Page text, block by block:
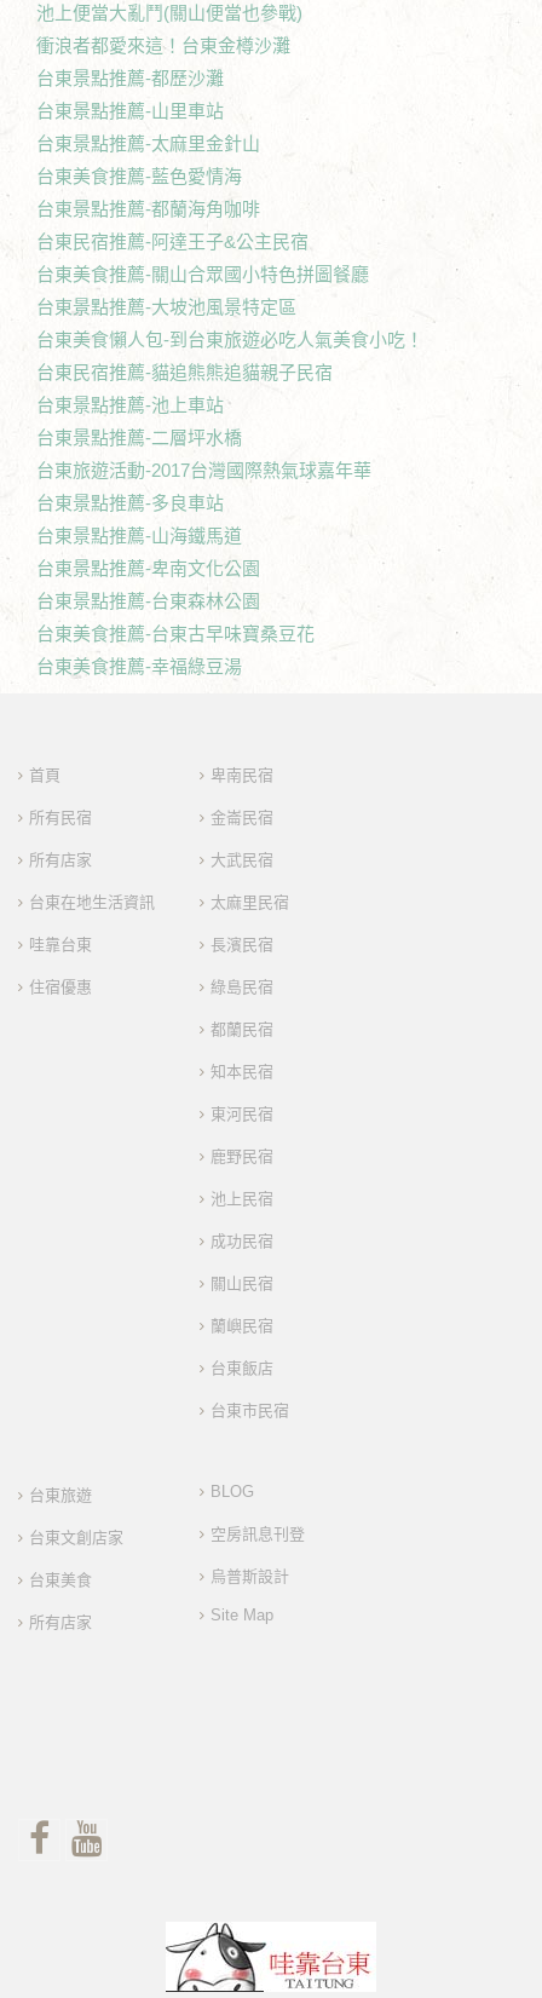
池上便當大亂鬥(關山便當也參戰)
衝浪者都愛來這！台東金樽沙灘
台東景點推薦-都歷沙灘
台東景點推薦-山里車站
台東景點推薦-太麻里金針山
台東美食推薦-藍色愛情海
台東景點推薦-都蘭海角咖啡
台東民宿推薦-阿達王子&公主民宿
台東美食推薦-關山合眾國小特色拼圖餐廳
台東景點推薦-大坡池風景特定區
台東美食懶人包-到台東旅遊必吃人氣美食小吃！
台東民宿推薦-貓追熊熊追貓親子民宿
台東景點推薦-池上車站
台東景點推薦-二層坪水橋
台東旅遊活動-2017台灣國際熱氣球嘉年華
台東景點推薦-多良車站
台東景點推薦-山海鐵馬道
台東景點推薦-卑南文化公園
台東景點推薦-台東森林公園
台東美食推薦-台東古早味寶桑豆花
台東美食推薦-幸福綠豆湯
首頁
所有民宿
所有店家
台東在地生活資訊
哇靠台東
住宿優惠
卑南民宿
金崙民宿
大武民宿
太麻里民宿
長濱民宿
綠島民宿
都蘭民宿
知本民宿
東河民宿
鹿野民宿
池上民宿
成功民宿
關山民宿
蘭嶼民宿
台東飯店
台東市民宿
台東旅遊
台東文創店家
台東美食
所有店家
BLOG
空房訊息刊登
烏普斯設計
Site Map